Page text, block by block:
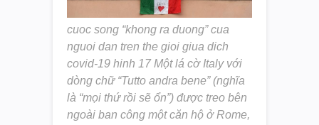
cuoc song “khong ra duong” cua
nguoi dan tren the gioi giua dich
covid-19 hinh 17 Một lá cờ Italy với
dòng chữ “Tutto andra bene” (nghĩa
là “mọi thứ rồi sẽ ổn”) được treo bên
ngoài ban công một căn hộ ở Rome,